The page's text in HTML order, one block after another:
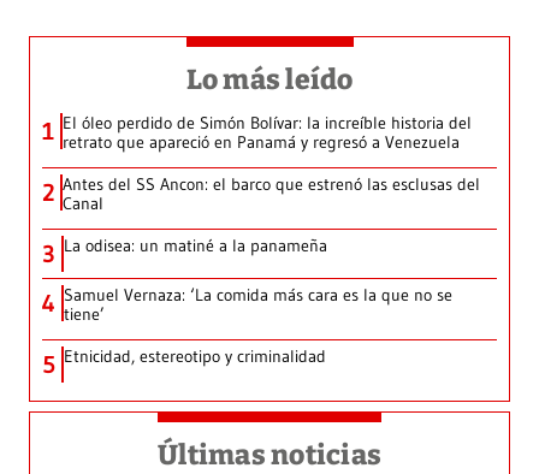
Lo más leído
1 El óleo perdido de Simón Bolívar: la increíble historia del
retrato que apareció en Panamá y regresó a Venezuela
2 Antes del SS Ancon: el barco que estrenó las esclusas del
Canal
3 La odisea: un matiné a la panameña
4 Samuel Vernaza: ‘La comida más cara es la que no se
tiene’
5 Etnicidad, estereotipo y criminalidad
Últimas noticias